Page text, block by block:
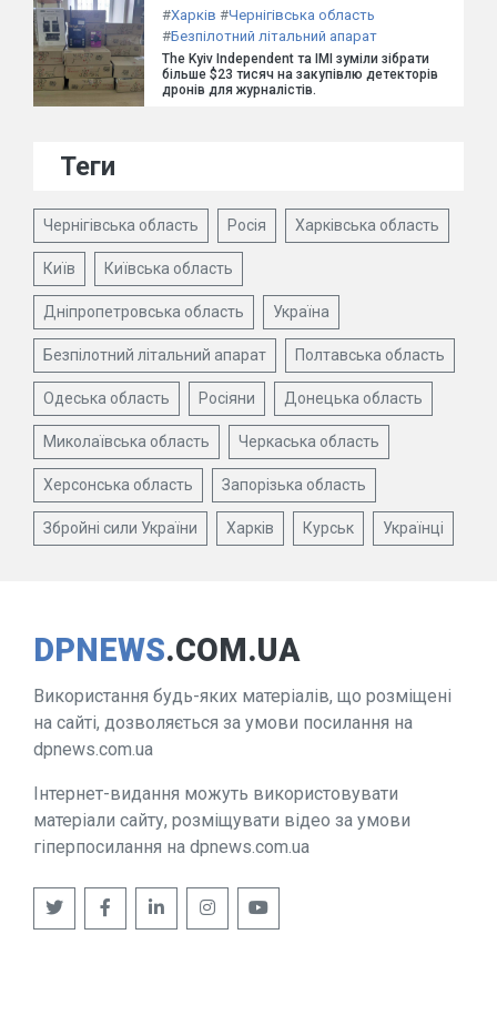
#Харків #Чернігівська область
#Безпілотний літальний апарат
The Kyiv Independent та ІМІ зуміли зібрати
більше $23 тисяч на закупівлю детекторів
дронів для журналістів.
Теги
Чернігівська область Росія Харківська область
Київ Київська область
Дніпропетровська область Україна
Безпілотний літальний апарат Полтавська область
Одеська область Росіяни Донецька область
Миколаївська область Черкаська область
Херсонська область Запорізька область
Збройні сили України Харків Курськ Українці
DPNEWS.COM.UA
Використання будь-яких матеріалів, що розміщені
на сайті, дозволяється за умови посилання на
dpnews.com.ua
Інтернет-видання можуть використовувати
матеріали сайту, розміщувати відео за умови
гіперпосилання на dpnews.com.ua